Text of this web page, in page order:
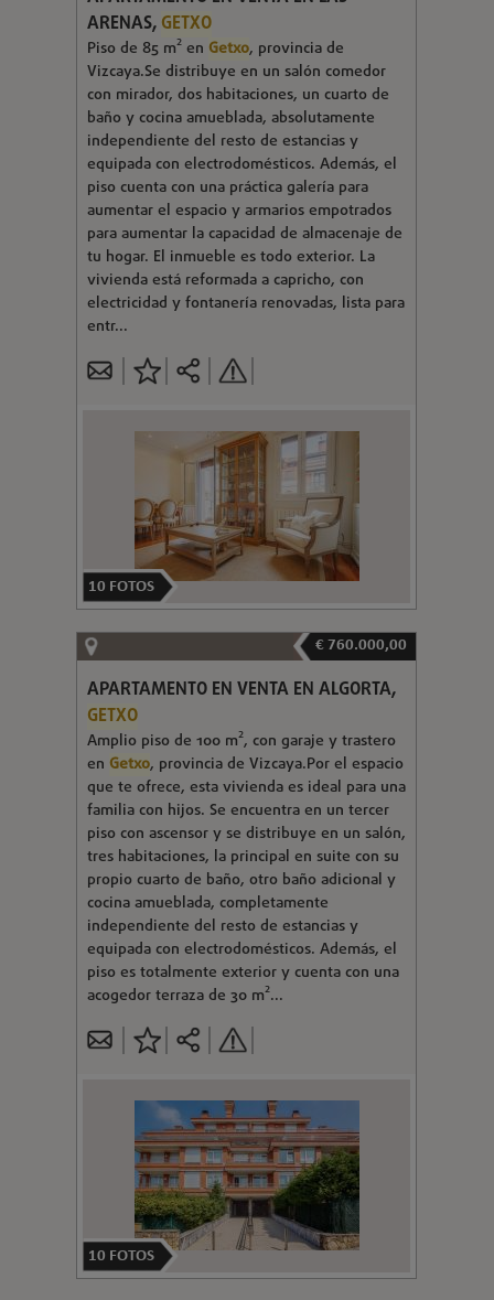
ARENAS, GETXO
Piso de 85 m² en Getxo, provincia de
Vizcaya.Se distribuye en un salón comedor
con mirador, dos habitaciones, un cuarto de
baño y cocina amueblada, absolutamente
independiente del resto de estancias y
equipada con electrodomésticos. Además, el
piso cuenta con una práctica galería para
aumentar el espacio y armarios empotrados
para aumentar la capacidad de almacenaje de
tu hogar. El inmueble es todo exterior. La
vivienda está reformada a capricho, con
electricidad y fontanería renovadas, lista para
entr...
10 FOTOS
€ 760.000,00
APARTAMENTO EN VENTA EN ALGORTA,
GETXO
Amplio piso de 100 m², con garaje y trastero
en Getxo, provincia de Vizcaya.Por el espacio
que te ofrece, esta vivienda es ideal para una
familia con hijos. Se encuentra en un tercer
piso con ascensor y se distribuye en un salón,
tres habitaciones, la principal en suite con su
propio cuarto de baño, otro baño adicional y
cocina amueblada, completamente
independiente del resto de estancias y
equipada con electrodomésticos. Además, el
piso es totalmente exterior y cuenta con una
acogedor terraza de 30 m²...
10 FOTOS